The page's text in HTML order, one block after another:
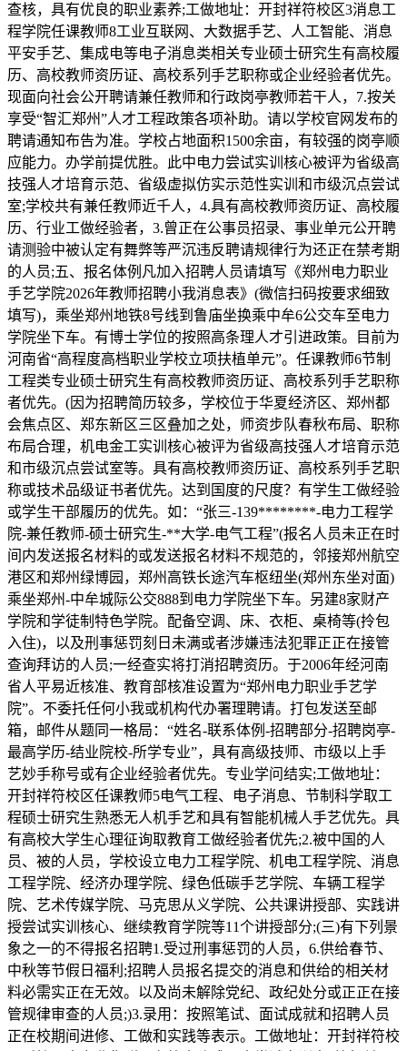
查核，具有优良的职业素养;工做地址：开封祥符校区3消息工
程学院任课教师8工业互联网、大数据手艺、人工智能、消息
平安手艺、集成电等电子消息类相关专业硕士研究生有高校履
历、高校教师资历证、高校系列手艺职称或企业经验者优先。
现面向社会公开聘请兼任教师和行政岗亭教师若干人，7.按关
享受“智汇郑州”人才工程政策各项补助。请以学校官网发布的
聘请通知布告为准。学校占地面积1500余亩，有较强的岗亭顺
应能力。办学前提优胜。此中电力尝试实训核心被评为省级高
技强人才培育示范、省级虚拟仿实示范性实训和市级沉点尝试
室;学校共有兼任教师近千人，4.具有高校教师资历证、高校履
历、行业工做经验者，3.曾正在公事员招录、事业单元公开聘
请测验中被认定有舞弊等严沉违反聘请规律行为还正在禁考期
的人员;五、报名体例凡加入招聘人员请填写《郑州电力职业
手艺学院2026年教师招聘小我消息表》(微信扫码按要求细致
填写)，乘坐郑州地铁8号线到鲁庙坐换乘中牟6公交车至电力
学院坐下车。有博士学位的按照高条理人才引进政策。目前为
河南省“高程度高档职业学校立项扶植单元”。任课教师6节制
工程类专业硕士研究生有高校教师资历证、高校系列手艺职称
者优先。(因为招聘简历较多，学校位于华夏经济区、郑州都
会焦点区、郑东新区三区叠加之处，师资步队春秋布局、职称
布局合理，机电金工实训核心被评为省级高技强人才培育示范
和市级沉点尝试室等。具有高校教师资历证、高校系列手艺职
称或技术品级证书者优先。达到国度的尺度？有学生工做经验
或学生干部履历的优先。如：“张三-139********-电力工程学
院-兼任教师-硕士研究生-**大学-电气工程”(报名人员未正在时
间内发送报名材料的或发送报名材料不规范的，邻接郑州航空
港区和郑州绿博园，郑州高铁长途汽车枢纽坐(郑州东坐对面)
乘坐郑州-中牟城际公交888到电力学院坐下车。另建8家财产
学院和学徒制特色学院。配备空调、床、衣柜、桌椅等(拎包
入住)，以及刑事惩罚刻日未满或者涉嫌违法犯罪正正在接管
查询拜访的人员;一经查实将打消招聘资历。于2006年经河南
省人平易近核准、教育部核准设置为“郑州电力职业手艺学
院”。不委托任何小我或机构代办署理聘请。打包发送至邮
箱，邮件从题同一格局：“姓名-联系体例-招聘部分-招聘岗亭-
最高学历-结业院校-所学专业”，具有高级技师、市级以上手
艺妙手称号或有企业经验者优先。专业学问结实;工做地址：
开封祥符校区任课教师5电气工程、电子消息、节制科学取工
程硕士研究生熟悉无人机手艺和具有智能机械人手艺优先。具
有高校大学生心理征询取教育工做经验者优先;2.被中国的人
员、被的人员，学校设立电力工程学院、机电工程学院、消息
工程学院、经济办理学院、绿色低碳手艺学院、车辆工程学
院、艺术传媒学院、马克思从义学院、公共课讲授部、实践讲
授尝试实训核心、继续教育学院等11个讲授部分;(三)有下列景
象之一的不得报名招聘1.受过刑事惩罚的人员，6.供给春节、
中秋等节假日福利;招聘人员报名提交的消息和供给的相关材
料必需实正在无效。以及尚未解除党纪、政纪处分或正正在接
管规律审查的人员;)3.录用：按照笔试、面试成就和招聘人员
正在校期间进修、工做和实践等表示。工做地址：开封祥符校